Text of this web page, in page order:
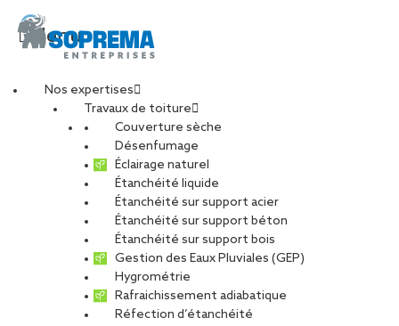
Menu
Nos expertises
Travaux de toiture
Couverture sèche
Désenfumage
Éclairage naturel
Étanchéité liquide
Étanchéité sur support acier
Étanchéité sur support béton
Étanchéité sur support bois
Gestion des Eaux Pluviales (GEP)
Hygrométrie
Rafraichissement adiabatique
Réfection d’étanchéité
PARTAGER